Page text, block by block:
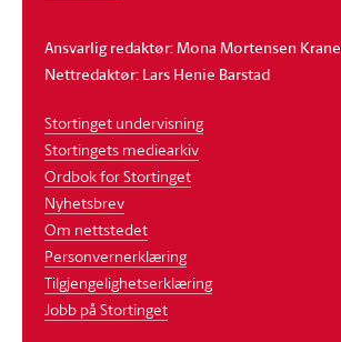
Ansvarlig redaktør: Mona Mortensen Krane
Nettredaktør: Lars Henie Barstad
Stortinget undervisning
Stortingets mediearkiv
Ordbok for Stortinget
Nyhetsbrev
Om nettstedet
Personvernerklæring
Tilgjengelighetserklæring
Jobb på Stortinget